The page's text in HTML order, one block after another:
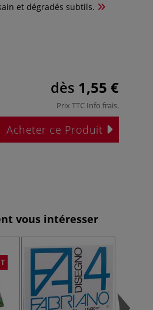
et dégradés subtils.
dès 1,55 €
Prix TTC Info frais.
Acheter ce Produit
vous intéresser